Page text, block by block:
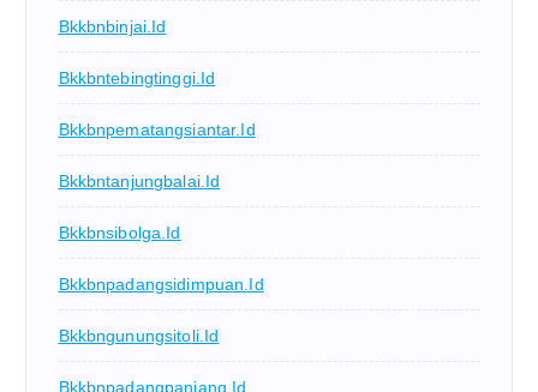
Bkkbnbinjai.id
Bkkbntebingtinggi.id
Bkkbnpematangsiantar.id
Bkkbntanjungbalai.id
Bkkbnsibolga.id
Bkkbnpadangsidimpuan.id
Bkkbngunungsitoli.id
Bkkbnpadangpanjang.id